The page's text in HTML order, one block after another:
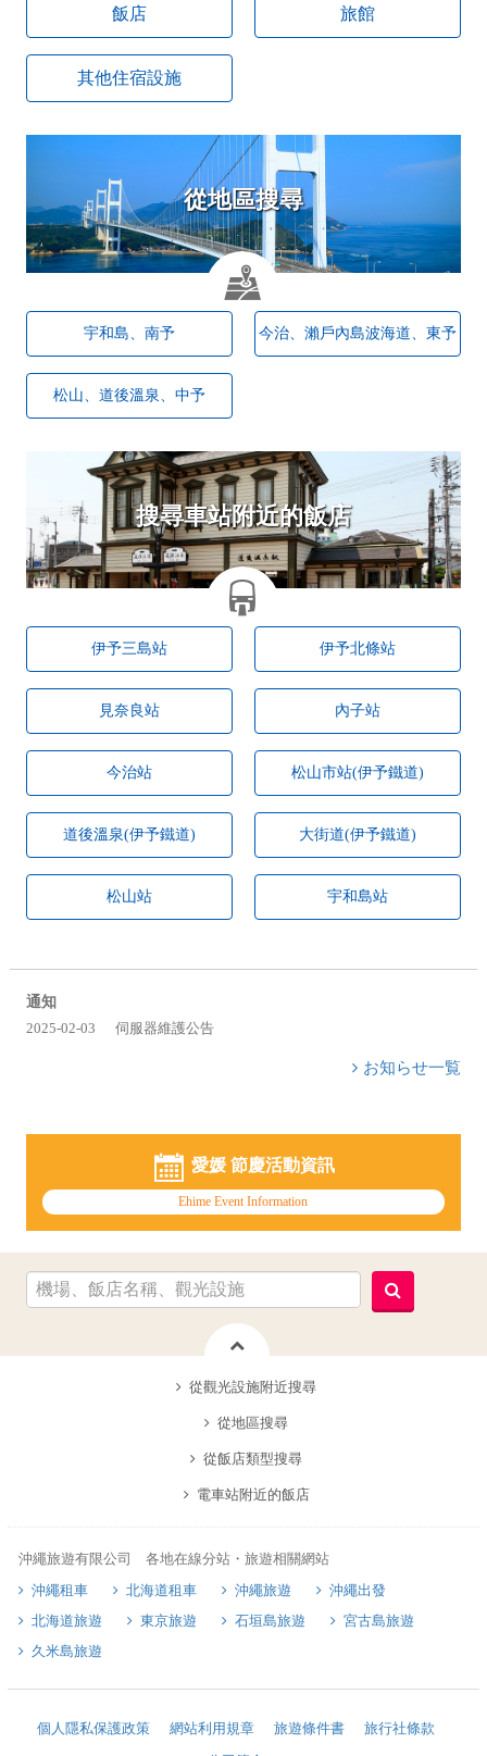
從地區搜尋
宇和島、南予 今治、瀨戶內島波海道、東予
松山、道後溫泉、中予
搜尋車站附近的飯店
伊予三島站 伊予北條站
見奈良站 內子站
今治站 松山市站(伊予鐵道)
道後溫泉(伊予鐵道) 大街道(伊予鐵道)
松山站 宇和島站
通知
2025-02-03
伺服器維護公告
お知らせ一覧
愛媛 節慶活動資訊
Ehime Event Information
從觀光設施附近搜尋
從地區搜尋
從飯店類型搜尋
電車站附近的飯店
沖繩旅遊有限公司 各地在線分站・旅遊相關網站
沖繩租車
北海道租車 沖繩旅遊
沖繩出發
北海道旅遊
東京旅遊 石垣島旅遊
宮古島旅遊
久米島旅遊
個人隱私保護政策 網站利用規章 旅遊條件書
旅行社條款